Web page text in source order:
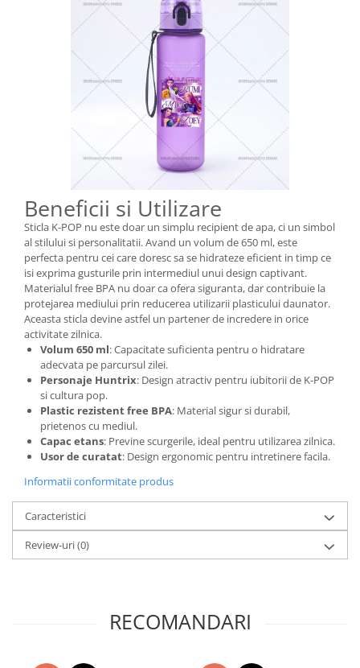
Beneficii si Utilizare
Sticla K-POP nu este doar un simplu recipient de apa, ci un simbol
al stilului si personalitatii. Avand un volum de 650 ml, este
perfecta pentru cei care doresc sa se hidrateze eficient in timp ce
isi exprima gusturile prin intermediul unui design captivant.
Materialul free BPA nu doar ca ofera siguranta, dar contribuie la
protejarea mediului prin reducerea utilizarii plasticului daunator.
Aceasta sticla devine astfel un partener de incredere in orice
activitate zilnica.
Volum 650 ml: Capacitate suficienta pentru o hidratare
adecvata pe parcursul zilei.
Personaje Huntrix: Design atractiv pentru iubitorii de K-POP
si cultura pop.
Plastic rezistent free BPA: Material sigur si durabil,
prietenos cu mediul.
Capac etans: Previne scurgerile, ideal pentru utilizarea zilnica.
Usor de curatat: Design ergonomic pentru intretinere facila.
Informatii conformitate produs
Caracteristici
Review-uri(0)
RECOMANDARI